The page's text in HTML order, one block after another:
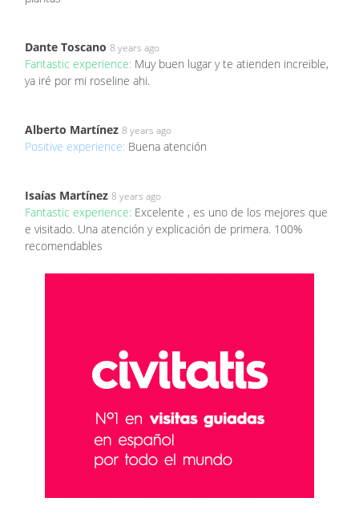
Dante Toscano 8 years ago
Fantastic experience: Muy buen lugar y te atienden increible,
ya iré por mi roseline ahi.
Alberto Martínez 8 years ago
Positive experience: Buena atención
Isaías Martínez 8 years ago
Fantastic experience: Excelente , es uno de los mejores que
e visitado. Una atención y explicación de primera. 100%
recomendables